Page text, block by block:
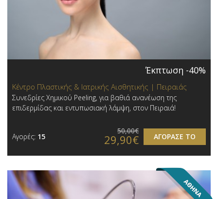
Έκπτωση -40%
Κέντρο Πλαστικής & Ιατρικής Αισθητικής | Πειραιάς
Συνεδρίες Χημικού Peeling, για βαθιά ανανέωση της
επιδερμίδας και εντυπωσιακή λάμψη, στον Πειραιά!
Αγορές: 15 ΑΓΟΡΑΣΕ ΤΟ
50,00€
29,90€